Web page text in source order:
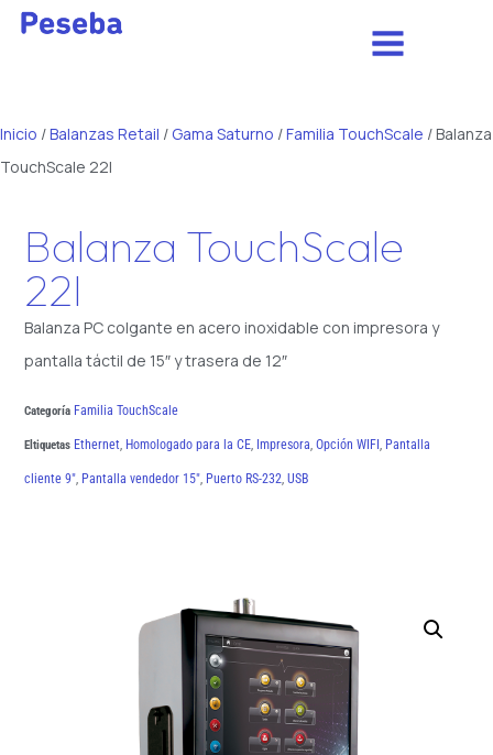
Inicio /Balanzas Retail / Gama Saturno /Familia TouchScale / Balanza
TouchScale 22I
Balanza TouchScale
22I
Balanza PC colgante en acero inoxidable con impresora y
pantalla táctil de 15″ y trasera de 12″
Categoría Familia TouchScale
Eltiquetas Ethernet, Homologado para la CE, Impresora,Opción WIFI, Pantalla
cliente 9", Pantalla vendedor 15", Puerto RS-232,USB